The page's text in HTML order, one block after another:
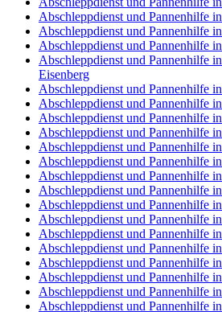
Abschleppdienst und Pannenhilfe
Abschleppdienst und Pannenhilfe
Abschleppdienst und Pannenhilfe
Abschleppdienst und Pannenhilfe
Eisenberg
Abschleppdienst und Pannenhilfe
Abschleppdienst und Pannenhilfe
Abschleppdienst und Pannenhilfe
Abschleppdienst und Pannenhilfe
Abschleppdienst und Pannenhilfe
Abschleppdienst und Pannenhilfe
Abschleppdienst und Pannenhilfe
Abschleppdienst und Pannenhilfe
Abschleppdienst und Pannenhilfe
Abschleppdienst und Pannenhilfe
Abschleppdienst und Pannenhilfe
Abschleppdienst und Pannenhilfe
Abschleppdienst und Pannenhilfe
Abschleppdienst und Pannenhilfe
Abschleppdienst und Pannenhilfe
Abschleppdienst und Pannenhilfe